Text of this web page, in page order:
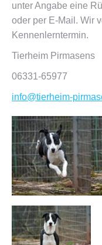
unter Angabe eine
oder per E-Mail. Wir
Kennenlerntermin.
Tierheim Pirmasens
06331-65977
info@tierheim-